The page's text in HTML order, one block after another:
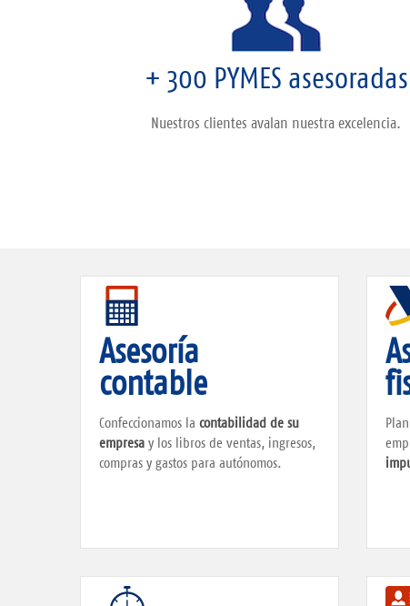
+ 300 PYMES asesoradas
Nuestros clientes avalan nuestra excelencia.
Asesoría
contable
Confeccionamos la contabilidad de su
empresa y los libros de ventas, ingresos,
compras y gastos para autónomos.